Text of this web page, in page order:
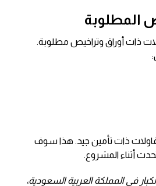
المطلوبة
ذات أوراق وتراخيص مطلوبة.
ذات تأمين جيد. هذا سوف
أثناء المشروع.
في المملكة العربية السعودية،